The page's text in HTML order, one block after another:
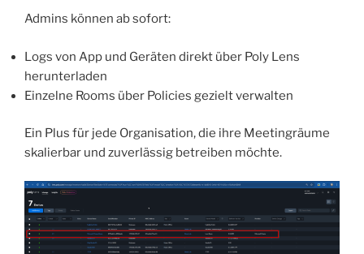
Admins können ab sofort:
Logs von App und Geräten direkt über Poly Lens
herunterladen
Einzelne Rooms über Policies gezielt verwalten
Ein Plus für jede Organisation, die ihre Meetingräume
skalierbar und zuverlässig betreiben möchte.